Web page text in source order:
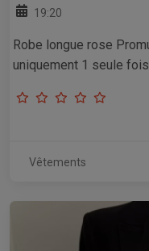
19:20
Robe longue rose
uniquement 1 seule fois!
Vêtements